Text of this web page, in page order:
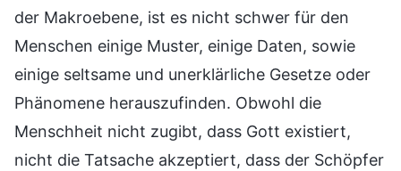
der Makroebene, ist es nicht schwer für den
Menschen einige Muster, einige Daten, sowie
einige seltsame und unerklärliche Gesetze oder
Phänomene herauszufinden. Obwohl die
Menschheit nicht zugibt, dass Gott existiert,
nicht die Tatsache akzeptiert, dass der Schöpfer